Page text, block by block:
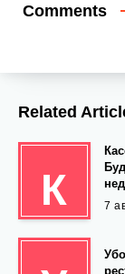
Comments
Related
К 7